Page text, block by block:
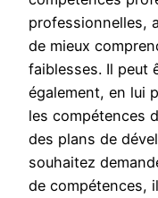
professionnelles,
de mieux
faiblesses. Il peut
également, en lui
les compétences
des plans de
souhaitez
de compétences,